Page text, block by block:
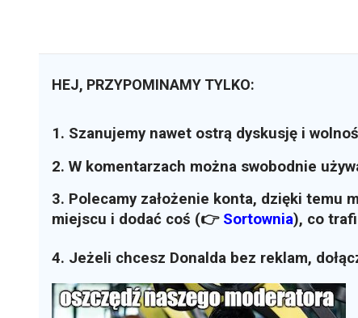
HEJ, PRZYPOMINAMY TYLKO:
1. Szanujemy nawet ostrą dyskusję i
2. W komentarzach można swobodnie
3. Polecamy założenie konta, dzięki temu
miejscu i dodać coś (👉 Sortownia), co
4. Jeżeli chcesz Donalda bez reklam,